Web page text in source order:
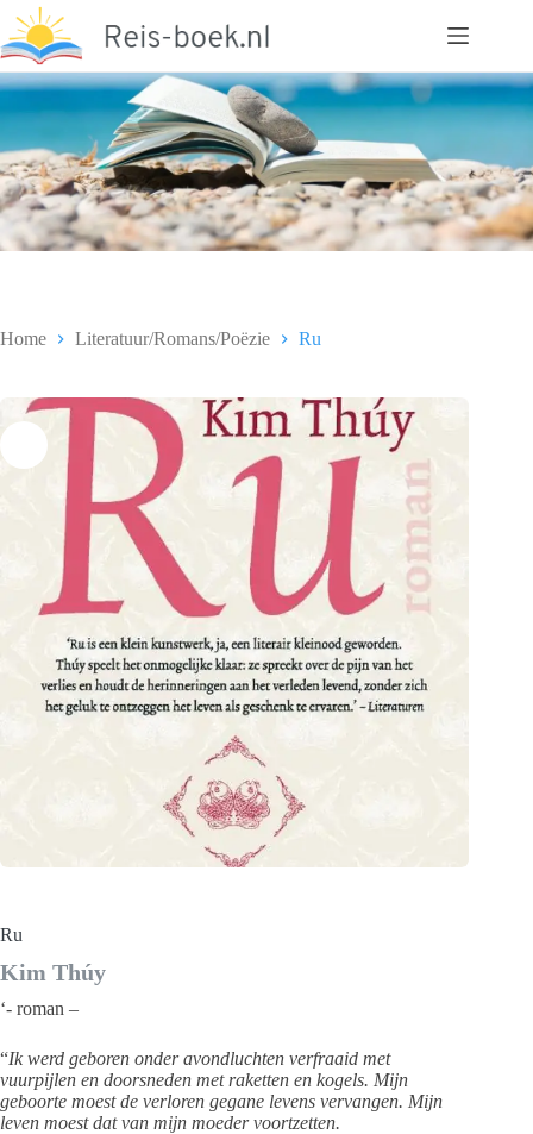
naar
de
inhoud
Home Literatuur/Romans/Poëzie Ru
Ru
Kim Thúy
‘- roman –
“Ik werd geboren onder avondluchten verfraaid met
vuurpijlen en doorsneden met raketten en kogels. Mijn
geboorte moest de verloren gegane levens vervangen. Mijn
leven moest dat van mijn moeder voortzetten.